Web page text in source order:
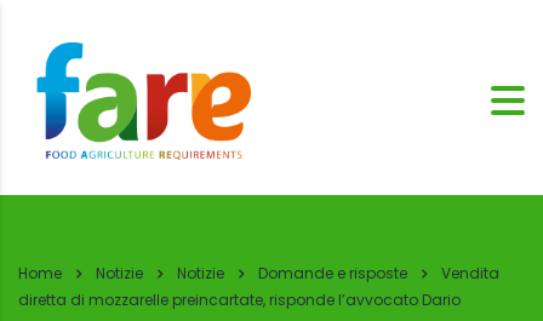
Home Notizie Notizie Domande e risposte
Vendita
diretta di mozzarelle preincartate, risponde l’avvocato Dario